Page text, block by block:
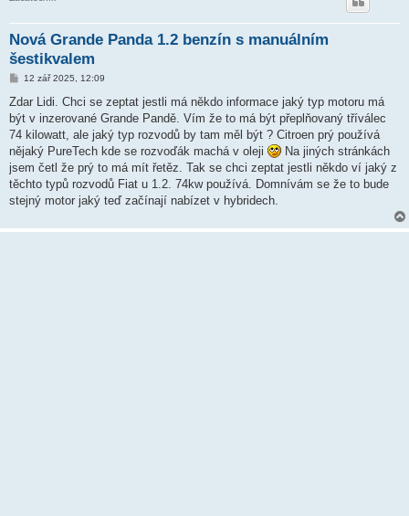
Nová Grande Panda 1.2 benzín s manuálním
šestikvalem
P
í
p
ě
e
k
12 zář 2025, 12:09
Zdar Lidi. Chci se zeptat jestli má někdo informace jaký typ motoru má
být v inzerované Grande Pandě. Vím že to má být přeplňovaný tříválec
74 kilowatt, ale jaký typ rozvodů by tam měl být ? Citroen prý používá
nějaký PureTech kde se rozvoďák machá v oleji
Na jiných stránkách
jsem četl že prý to má mít řetěz. Tak se chci zeptat jestli někdo ví jaký z
těchto typů rozvodů Fiat u 1.2. 74kw používá. Domnívám se že to bude
stejný motor jaký teď začínají nabízet v hybridech.